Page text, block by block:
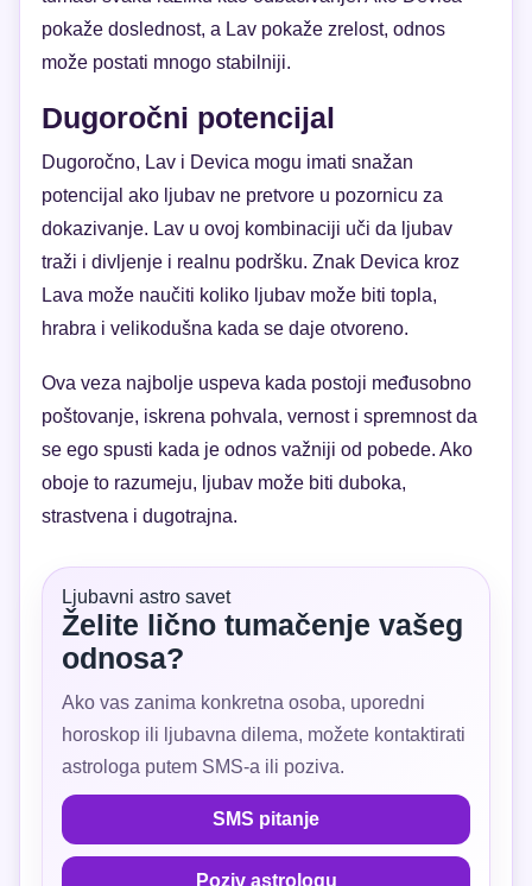
pokaže doslednost, a Lav pokaže zrelost, odnos
može postati mnogo stabilniji.
Dugoročni potencijal
Dugoročno, Lav i Devica mogu imati snažan
potencijal ako ljubav ne pretvore u pozornicu za
dokazivanje. Lav u ovoj kombinaciji uči da ljubav
traži i divljenje i realnu podršku. Znak Devica kroz
Lava može naučiti koliko ljubav može biti topla,
hrabra i velikodušna kada se daje otvoreno.
Ova veza najbolje uspeva kada postoji međusobno
poštovanje, iskrena pohvala, vernost i spremnost da
se ego spusti kada je odnos važniji od pobede. Ako
oboje to razumeju, ljubav može biti duboka,
strastvena i dugotrajna.
Ljubavni astro savet
Želite lično tumačenje vašeg
odnosa?
Ako vas zanima konkretna osoba, uporedni
horoskop ili ljubavna dilema, možete kontaktirati
astrologa putem SMS-a ili poziva.
SMS pitanje
Poziv astrologu